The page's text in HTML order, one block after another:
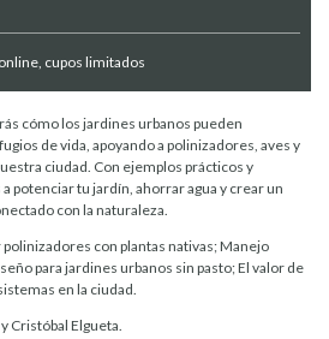
cupos limitados
cómo los jardines urbanos pueden
de vida, apoyando a polinizadores, aves y
ciudad. Con ejemplos prácticos y
potenciar tu jardín, ahorrar agua y crear un
con la naturaleza.
con plantas nativas; Manejo
para jardines urbanos sin pasto; El valor de
en la ciudad.
Cristóbal Elgueta.